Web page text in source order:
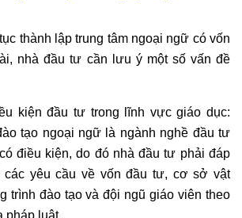
thành lập trung tâm ngoại ngữ có vốn
nhà đầu tư cần lưu ý một số vấn đề
kiện đầu tư trong lĩnh vực giáo dục:
tạo ngoại ngữ là ngành nghề đầu tư
điều kiện, do đó nhà đầu tư phải đáp
các yêu cầu về vốn đầu tư, cơ sở vật
trình đào tạo và đội ngũ giáo viên theo
pháp luật.